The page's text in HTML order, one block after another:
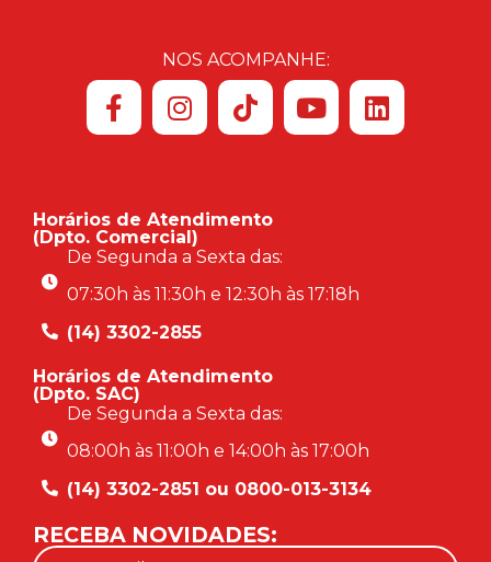
NOS ACOMPANHE:
Horários de Atendimento
(Dpto. Comercial)
De Segunda a Sexta das:
07:30h às 11:30h e 12:30h às 17:18h
(14) 3302-2855
Horários de Atendimento
(Dpto. SAC)
De Segunda a Sexta das:
08:00h às 11:00h e 14:00h às 17:00h
(14) 3302-2851 ou 0800-013-3134
RECEBA NOVIDADES: